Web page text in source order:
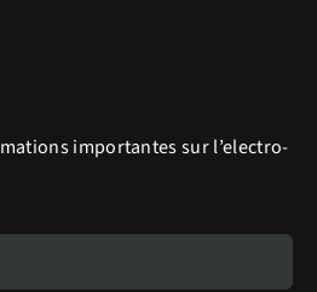
importantes sur l’electro-